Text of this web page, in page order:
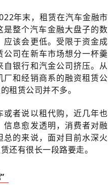
年末，租赁在汽车金融市
整个汽车金融大盘子的数
该会更低。受限于资金成
司在新车市场想分一杯羹
银行和汽金公司挤压。从
和经销商系的融资租赁公
租赁公司并不多。
者说以租代购，近几年也
息愈发透明，消费者对融
的来说，面对目前水深火
还有很长一段路要走。